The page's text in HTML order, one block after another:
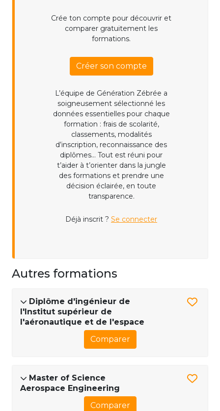
Crée ton compte pour découvrir et
comparer gratuitement les
formations.
Créer son compte
L’équipe de Génération Zébrée a
soigneusement sélectionné les
données essentielles pour chaque
formation : frais de scolarité,
classements, modalités
d’inscription, reconnaissance des
diplômes... Tout est réuni pour
t’aider à t’orienter dans la jungle
des formations et prendre une
décision éclairée, en toute
transparence.
Déjà inscrit ? Se connecter
Autres formations
Diplôme d'ingénieur de
l'Institut supérieur de
l'aéronautique et de l'espace
Comparer
Master of Science
Aerospace Engineering
Comparer